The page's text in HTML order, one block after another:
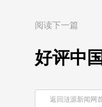
阅读下一篇
好评中
返回涟源新闻网